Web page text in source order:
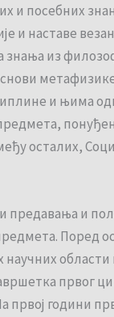
и посебних
и наставе
из
и њима
осталих,
и
првог
години